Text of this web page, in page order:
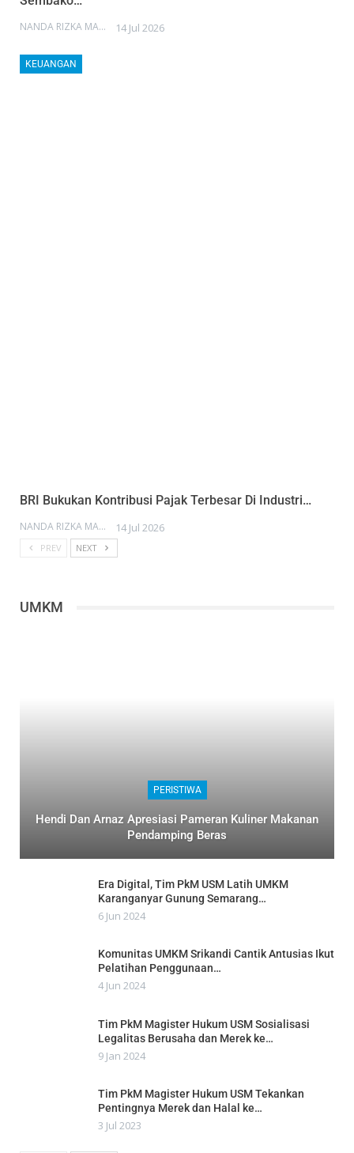
NANDA RIZKA MAHENDRA 14 Jul 2026
KEUANGAN
BRI Bukukan Kontribusi Pajak Terbesar Di Industri…
NANDA RIZKA MAHENDRA 14 Jul 2026
PREV NEXT
UMKM
PERISTIWA
Hendi Dan Arnaz Apresiasi Pameran Kuliner Makanan
Pendamping Beras
Era Digital, Tim PkM USM Latih UMKM
Karanganyar Gunung Semarang…
6 Jun 2024
Komunitas UMKM Srikandi Cantik Antusias Ikut
Pelatihan Penggunaan…
4 Jun 2024
Tim PkM Magister Hukum USM Sosialisasi
Legalitas Berusaha dan Merek ke…
9 Jan 2024
Tim PkM Magister Hukum USM Tekankan
Pentingnya Merek dan Halal ke…
3 Jul 2023